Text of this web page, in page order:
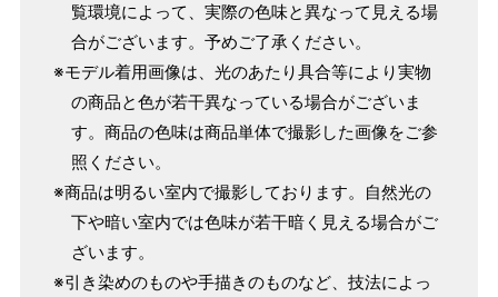
覧環境によって、実際の色味と異なって見える場
合がございます。予めご了承ください。
※モデル着用画像は、光のあたり具合等により実物
の商品と色が若干異なっている場合がございま
す。商品の色味は商品単体で撮影した画像をご参
照ください。
※商品は明るい室内で撮影しております。自然光の
下や暗い室内では色味が若干暗く見える場合がご
ざいます。
※引き染めのものや手描きのものなど、技法によっ